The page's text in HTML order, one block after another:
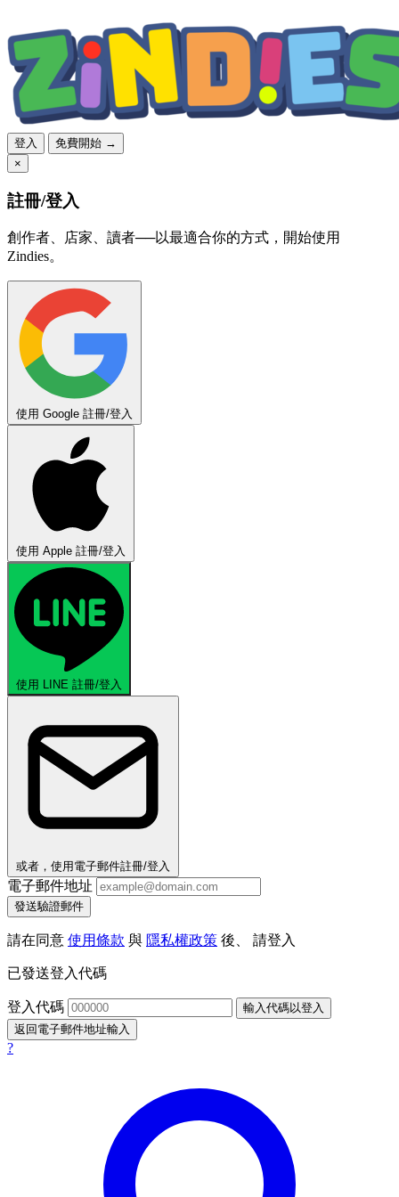
登入
免費開始 →
×
註冊/登入
創作者、店家、讀者──以最適合你的方式，開始使用
Zindies。
使用 Google 註冊/登入
使用 Apple 註冊/登入
使用 LINE 註冊/登入
或者，使用電子郵件註冊/登入
電子郵件地址
發送驗證郵件
請在同意 使用條款 與 隱私權政策 後、 請登入
已發送登入代碼
登入代碼
輸入代碼以登入
返回電子郵件地址輸入
?